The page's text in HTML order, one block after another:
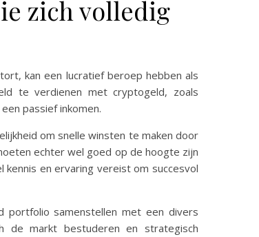
zich volledig
kan een lucratief beroep hebben als
te verdienen met cryptogeld, zoals
passief inkomen.
om snelle winsten te maken door
echter wel goed op de hoogte zijn
kennis en ervaring vereist om succesvol
samenstellen met een divers
de markt bestuderen en strategisch